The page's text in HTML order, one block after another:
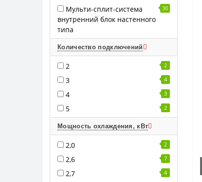
Мульти-сплит-система
внутренний блок настенного
типа
30
Количество подключений
2 2
3 4
4 3
5 2
Мощность охлаждения, кВт
2,0 2
2,6 7
2,7 4